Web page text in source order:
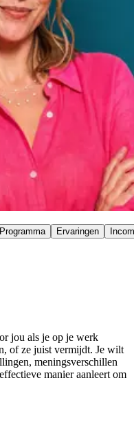
Programma Ervaringen
jou als je op je werk
of ze juist vermijdt. Je wilt
meningsverschillen
manier aanleert om